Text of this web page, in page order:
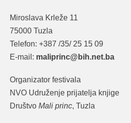
Miroslava Krleže 11
75000 Tuzla
Telefon: +387 /35/ 25 15 09
E-mail: maliprinc@bih.net.ba
Organizator festivala
NVO Udruženje prijatelja knjige
Društvo Mali princ, Tuzla